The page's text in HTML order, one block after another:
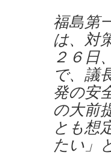
福島第
は、対
２６日
で、議
発の安
の大前
とも想
たい」